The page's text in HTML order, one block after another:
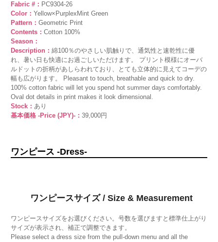
Fabric #： PC9304-26
Color：Yellow×PurplexMint Green
Pattern：Geometric Print
Contents：Cotton 100%
Season：
Description：綿100％のやさしい肌触りで、通気性と速乾性に優
れ、暑い日も快適にお過ごしいただけます。 プリント模様にオーバ
ルドットの折柄があしらわれており、とても立体的に見えてコーデの
幅も広がります。 Pleasant to touch, breathable and quick to dry.
100% cotton fabric will let you spend hot summer days comfortably.
Oval dot details in print makes it look dimensional.
Stock：あり
基本価格 -Price (JPY)-：39,000円
ワンピース -Dress-
ワンピースサイズ / Size & Measurement
ワンピースサイズをお選びください。号数を選びますと標準仕上がり
サイズが表示され、補正で調整できます。
Please select a dress size from the pull-down menu and all the